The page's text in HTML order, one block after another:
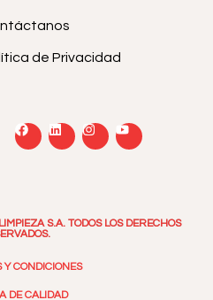
de Privacidad
S.A. TODOS LOS DERECHOS
Y CONDICIONES
DE CALIDAD